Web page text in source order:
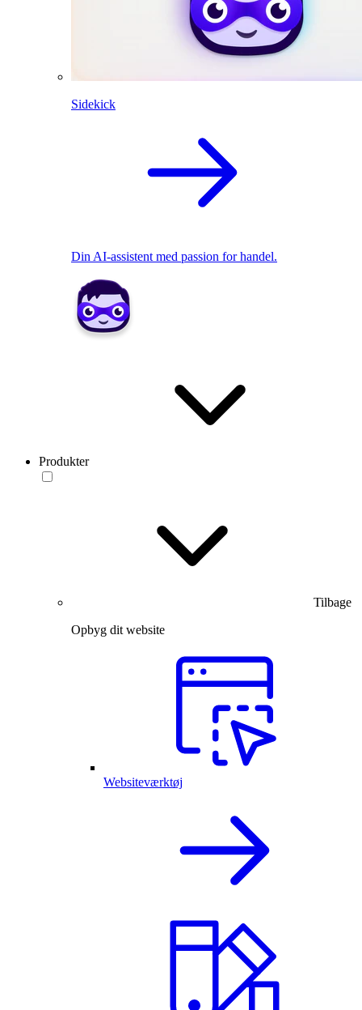
Sidekick
Din AI-assistent med passion for handel.
Produkter
Tilbage
Opbyg dit website
Websiteværktøj